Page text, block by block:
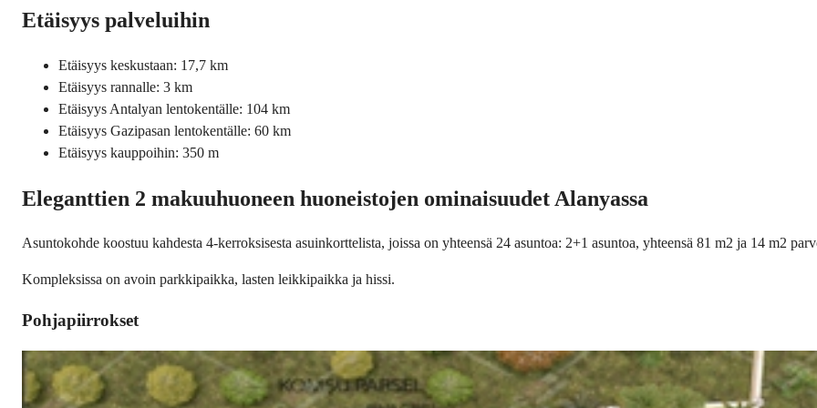
Etäisyys palveluihin
Etäisyys keskustaan: 17,7 km
Etäisyys rannalle: 3 km
Etäisyys Antalyan lentokentälle: 104 km
Etäisyys Gazipasan lentokentälle: 60 km
Etäisyys kauppoihin: 350 m
Eleganttien 2 makuuhuoneen huoneistojen ominaisuudet Alanyassa
Asuntokohde koostuu kahdesta 4-kerroksisesta asuinkorttelista, joissa on yhteensä 24 asuntoa: 2+1 asuntoa, yhteensä 81 m2 ja 14 m2
Kompleksissa on avoin parkkipaikka, lasten leikkipaikka ja hissi.
Pohjapiirrokset